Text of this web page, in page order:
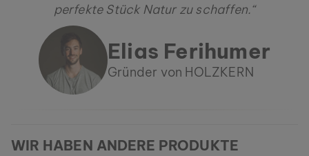
perfekte Stück Natur zu schaffen.“
Elias Ferihumer
Gründer von HOLZKERN
WIR HABEN ANDERE PRODUKTE